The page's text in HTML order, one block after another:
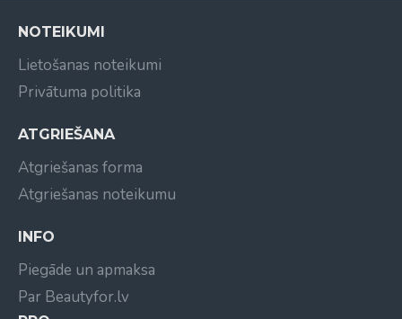
NOTEIKUMI
Lietošanas noteikumi
Privātuma politika
ATGRIEŠANA
Atgriešanas forma
Atgriešanas noteikumu
INFO
Piegāde un apmaksa
Par Beautyfor.lv